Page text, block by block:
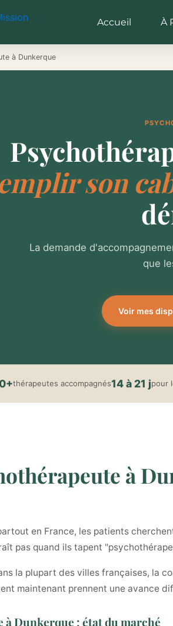
Accueil À
à Dunkerque
son
La demande
que
Voir mes
thérapeutes accompagnés14 à 21 jpour
à
en France, les patients
pas quand ils tapent
la plupart des villes françaises, la
maintenant prennent une avance
Dunkerque : état du marché